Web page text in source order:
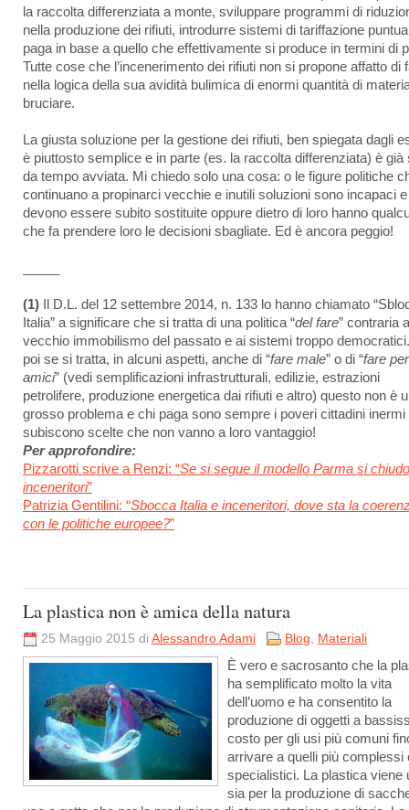
la raccolta differenziata a monte, sviluppare programmi di
nella produzione dei rifiuti, introdurre sistemi di tariffazione
paga in base a quello che effettivamente si produce in termini di
Tutte cose che l’incenerimento dei rifiuti non si propone affatto di
nella logica della sua avidità bulimica di enormi quantità di
bruciare.
La giusta soluzione per la gestione dei rifiuti, ben spiegata dagli
è piuttosto semplice e in parte (es. la raccolta differenziata) è già
da tempo avviata. Mi chiedo solo una cosa: o le figure politiche
continuano a propinarci vecchie e inutili soluzioni sono incapaci e
devono essere subito sostituite oppure dietro di loro hanno
che fa prendere loro le decisioni sbagliate. Ed è ancora peggio!
(1) Il D.L. del 12 settembre 2014, n. 133 lo hanno chiamato
Italia” a significare che si tratta di una politica “del fare” contraria
vecchio immobilismo del passato e ai sistemi troppo
poi se si tratta, in alcuni aspetti, anche di “fare male” o di “fare
amici” (vedi semplificazioni infrastrutturali, edilizie, estrazioni
petrolifere, produzione energetica dai rifiuti e altro) questo non è
grosso problema e chi paga sono sempre i poveri cittadini inermi
subiscono scelte che non vanno a loro vantaggio!
Per approfondire:
Pizzarotti scrive a Renzi: “Se si segue il modello Parma si
inceneritori”
Patrizia Gentilini: “Sbocca Italia e inceneritori, dove sta la
con le politiche europee?”
La plastica non è amica della natura
25 Maggio 2015 di Alessandro Adami Blog, Materiali
È vero e sacrosanto che la
ha semplificato molto la vita
dell’uomo e ha consentito la
produzione di oggetti a
costo per gli usi più comuni
arrivare a quelli più complessi
specialistici. La plastica viene
sia per la produzione di